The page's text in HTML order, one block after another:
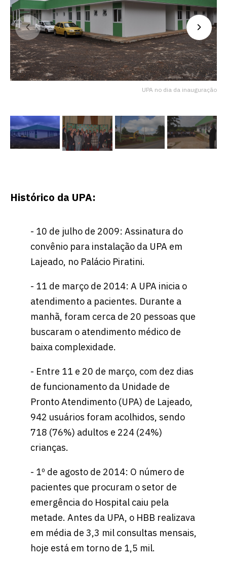
UPA no dia da inauguração
Histórico da UPA:
- 10 de julho de 2009: Assinatura do
convênio para instalação da UPA em
Lajeado, no Palácio Piratini.
- 11 de março de 2014: A UPA inicia o
atendimento a pacientes. Durante a
manhã, foram cerca de 20 pessoas que
buscaram o atendimento médico de
baixa complexidade.
- Entre 11 e 20 de março, com dez dias
de funcionamento da Unidade de
Pronto Atendimento (UPA) de Lajeado,
942 usuários foram acolhidos, sendo
718 (76%) adultos e 224 (24%)
crianças.
- 1º de agosto de 2014: O número de
pacientes que procuram o setor de
emergência do Hospital caiu pela
metade. Antes da UPA, o HBB realizava
em média de 3,3 mil consultas mensais,
hoje está em torno de 1,5 mil.